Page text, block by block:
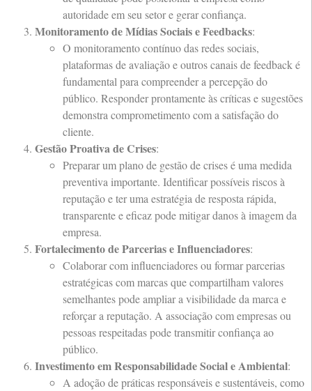
autoridade em seu setor e gerar confiança.
Monitoramento de Mídias Sociais e Feedbacks:
O monitoramento contínuo das redes sociais,
plataformas de avaliação e outros canais de feedback é
fundamental para compreender a percepção do
público. Responder prontamente às críticas e sugestões
demonstra comprometimento com a satisfação do
cliente.
Gestão Proativa de Crises:
Preparar um plano de gestão de crises é uma medida
preventiva importante. Identificar possíveis riscos à
reputação e ter uma estratégia de resposta rápida,
transparente e eficaz pode mitigar danos à imagem da
empresa.
Fortalecimento de Parcerias e Influenciadores:
Colaborar com influenciadores ou formar parcerias
estratégicas com marcas que compartilham valores
semelhantes pode ampliar a visibilidade da marca e
reforçar a reputação. A associação com empresas ou
pessoas respeitadas pode transmitir confiança ao
público.
Investimento em Responsabilidade Social e Ambiental:
A adoção de práticas responsáveis e sustentáveis, como